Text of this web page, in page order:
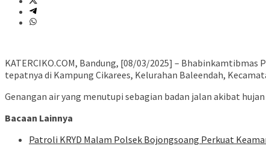
KATERCIKO.COM, Bandung, [08/03/2025] –
tepatnya di Kampung Cikarees, Kelurahan Baleendah,
Genangan air yang menutupi sebagian badan jalan akibat
Bacaan Lainnya
Patroli KRYD Malam Polsek Bojongsoang Perkuat